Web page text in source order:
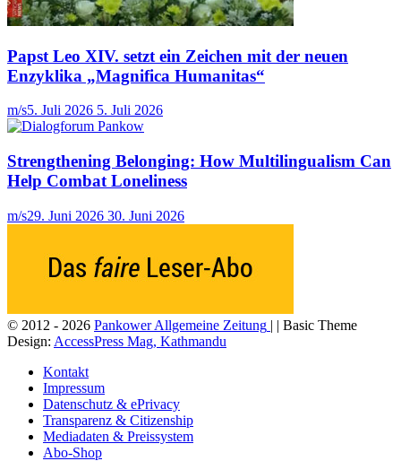
Papst Leo XIV. setzt ein Zeichen mit der neuen
Enzyklika „Magnifica Humanitas“
m/s5. Juli 2026 5. Juli 2026
Strengthening Belonging: How Multilingualism Can
Help Combat Loneliness
m/s29. Juni 2026 30. Juni 2026
© 2012 - 2026 Pankower Allgemeine Zeitung | | Basic Theme
Design: AccessPress Mag, Kathmandu
Kontakt
Impressum
Datenschutz & ePrivacy
Transparenz & Citizenship
Mediadaten & Preissystem
Abo-Shop